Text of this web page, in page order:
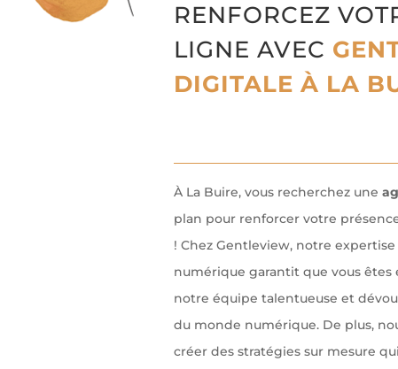
RENFORCEZ
LIGNE AVEC
DIGITALE À LA
À La Buire, vous recherchez une
plan pour renforcer votre
! Chez Gentleview, notre
numérique garantit que vous êtes
notre équipe talentueuse et
du monde numérique. De plus,
créer des stratégies sur mesure